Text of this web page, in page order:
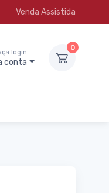
Venda Assistida
login
conta
0